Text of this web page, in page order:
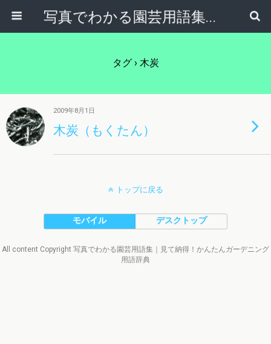
写真でわかる園芸用語集｜見て納得！かんたんガーデニング用語辞典
タグ › 木炭
2009年8月1日
木炭（もくたん）
トップに戻る
モバイル デスクトップ
All content Copyright 写真でわかる園芸用語集｜見て納得！かんたんガーデニング
用語辞典